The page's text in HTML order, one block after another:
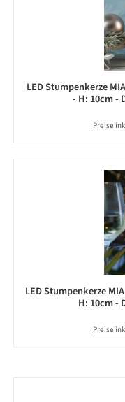
LED Stumpenkerze
- H: 10cm -
Preise
LED Stumpenkerze
H: 10cm -
Preise